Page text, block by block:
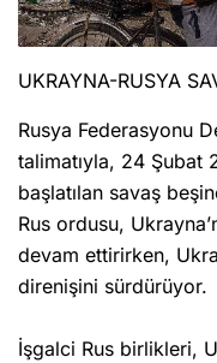
UKRAYNA-RUSYA
Rusya Federasyonu
talimatıyla, 24 Şubat
başlatılan savaş
Rus ordusu,
devam ettirirken,
direnişini sürdürüyor.
İşgalci Rus birlikleri,